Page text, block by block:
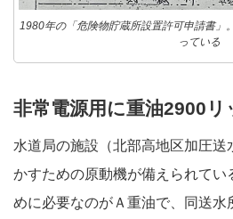
1980年の「危険物貯蔵所設置許可申請書」
っている
非常電源用に重油2900リ
水道局の施設（北部高地区加圧送
かすための原動機が備えられてい
めに必要なのがＡ重油で、同送水